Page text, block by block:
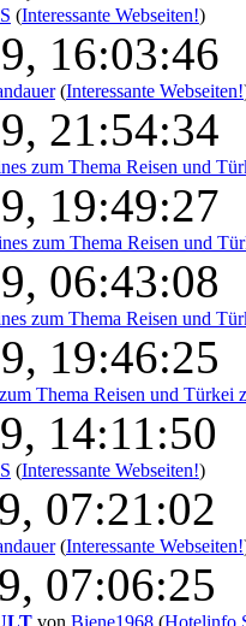
(Interessante Webseiten!)
16:03:46
(Interessante Webseiten!
21:54:34
zum Thema Reisen und
19:49:27
zum Thema Reisen und
06:43:08
zum Thema Reisen und
19:46:25
Thema Reisen und Türkei
14:11:50
(Interessante Webseiten!)
07:21:02
(Interessante Webseiten!
07:06:25